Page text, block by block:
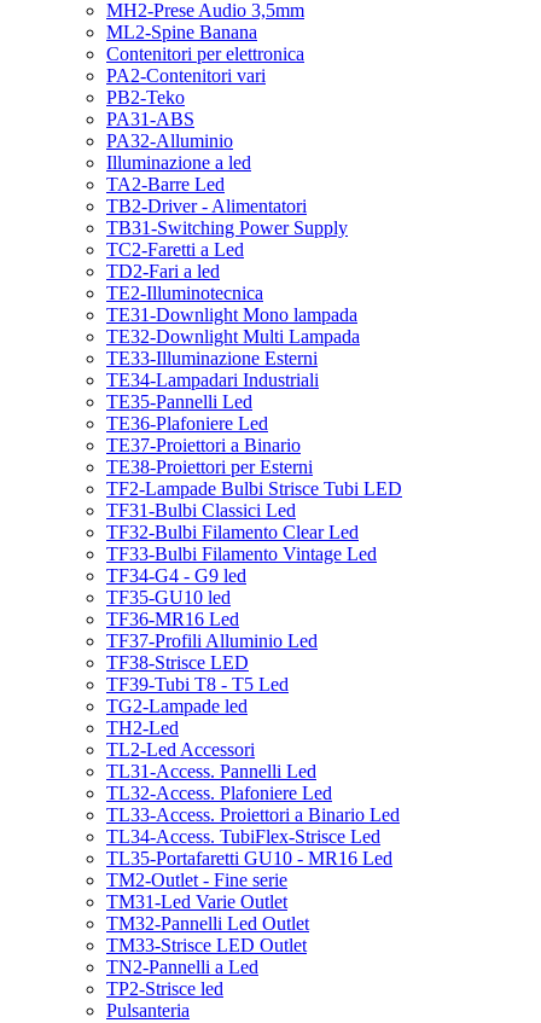
MH2-Prese Audio 3,5mm
ML2-Spine Banana
Contenitori per elettronica
PA2-Contenitori vari
PB2-Teko
PA31-ABS
PA32-Alluminio
Illuminazione a led
TA2-Barre Led
TB2-Driver - Alimentatori
TB31-Switching Power Supply
TC2-Faretti a Led
TD2-Fari a led
TE2-Illuminotecnica
TE31-Downlight Mono lampada
TE32-Downlight Multi Lampada
TE33-Illuminazione Esterni
TE34-Lampadari Industriali
TE35-Pannelli Led
TE36-Plafoniere Led
TE37-Proiettori a Binario
TE38-Proiettori per Esterni
TF2-Lampade Bulbi Strisce Tubi LED
TF31-Bulbi Classici Led
TF32-Bulbi Filamento Clear Led
TF33-Bulbi Filamento Vintage Led
TF34-G4 - G9 led
TF35-GU10 led
TF36-MR16 Led
TF37-Profili Alluminio Led
TF38-Strisce LED
TF39-Tubi T8 - T5 Led
TG2-Lampade led
TH2-Led
TL2-Led Accessori
TL31-Access. Pannelli Led
TL32-Access. Plafoniere Led
TL33-Access. Proiettori a Binario Led
TL34-Access. TubiFlex-Strisce Led
TL35-Portafaretti GU10 - MR16 Led
TM2-Outlet - Fine serie
TM31-Led Varie Outlet
TM32-Pannelli Led Outlet
TM33-Strisce LED Outlet
TN2-Pannelli a Led
TP2-Strisce led
Pulsanteria